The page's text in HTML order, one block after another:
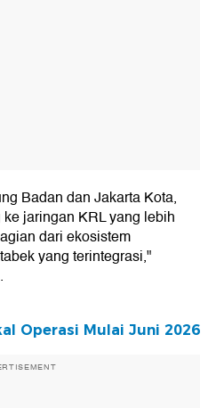
Badan dan Jakarta Kota,
jaringan KRL yang lebih
dari ekosistem
yang terintegrasi,"
Operasi Mulai Juni 2026